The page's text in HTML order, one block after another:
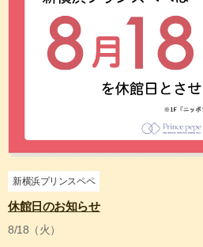
新横浜プリンスペペ
休館日のお知らせ
8/18（火）